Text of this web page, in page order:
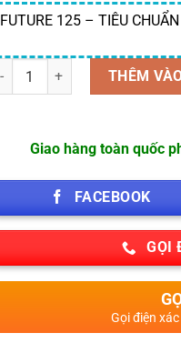
FUTURE 125 – TIÊU
Số lượng THÊM
Giao hàng toàn quốc
FACEBOOK
GỌI
Gọi điện